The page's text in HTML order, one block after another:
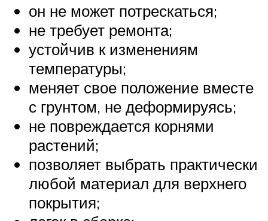
он не может потрескаться;
не требует ремонта;
устойчив к изменениям
температуры;
меняет свое положение вместе
с грунтом, не деформируясь;
не повреждается корнями
растений;
позволяет выбрать практически
любой материал для верхнего
покрытия;